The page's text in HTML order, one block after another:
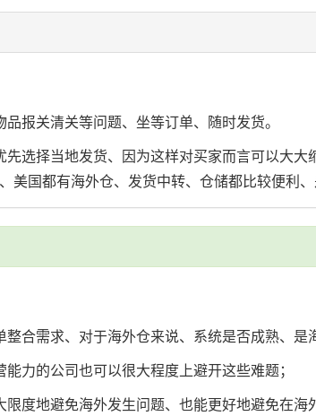
报关清关等问题、坐等订单、随时发货。
选择当地发货、因为这样对买家而言可以大大
国都有海外仓、发货中转、仓储都比较便利、
合需求、对于海外仓来说、系统是否成熟、是
力的公司也可以很大程度上避开这些难题；
度地避免海外发生问题、也能更好地避免在海